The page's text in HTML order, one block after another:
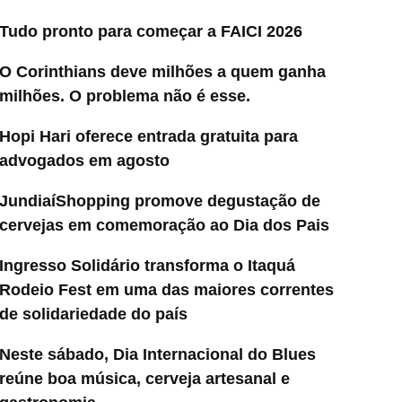
Tudo pronto para começar a FAICI 2026
O Corinthians deve milhões a quem ganha
milhões. O problema não é esse.
Hopi Hari oferece entrada gratuita para
advogados em agosto
JundiaíShopping promove degustação de
cervejas em comemoração ao Dia dos Pais
Ingresso Solidário transforma o Itaquá
Rodeio Fest em uma das maiores correntes
de solidariedade do país
Neste sábado, Dia Internacional do Blues
reúne boa música, cerveja artesanal e